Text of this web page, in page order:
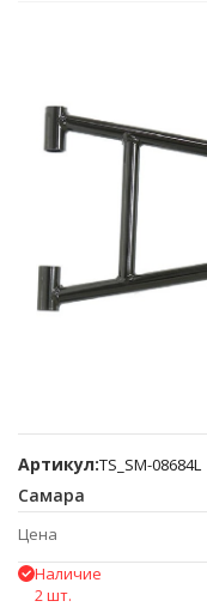
Артикул:TS_SM-08684L
Самара
Цена
Наличие
2 шт.